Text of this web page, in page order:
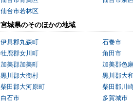
仙台市若林区
宮城県のそのほかの地域
伊具郡丸森町 石巻市
牡鹿郡女川町
角田市
加美郡加美町
加美郡色
黒川郡大衡村
黒川郡大
柴田郡大河原町
柴田郡川
白石市
多賀城市